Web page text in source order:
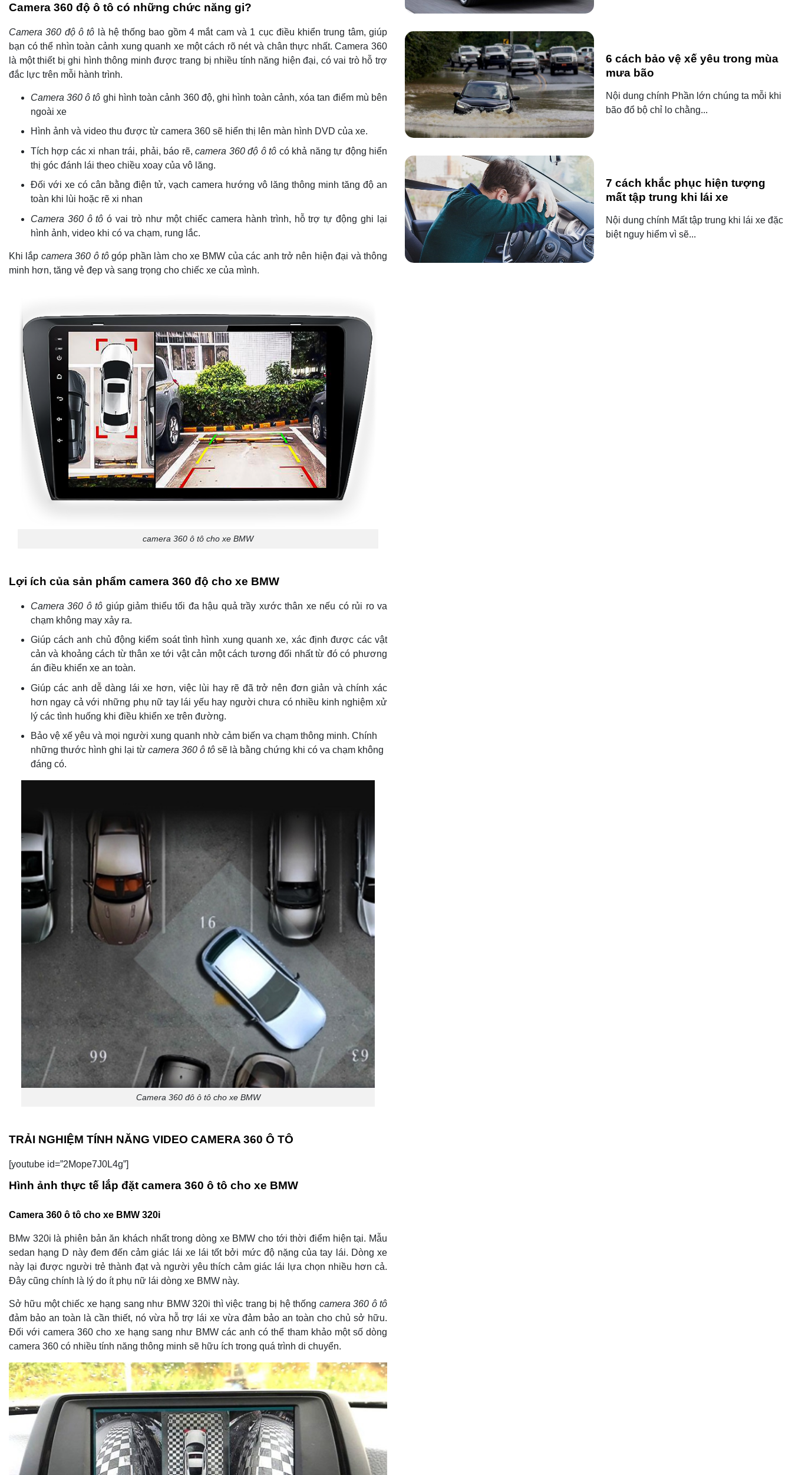
Camera 360 độ ô tô có những chức năng gi?
Camera 360 độ ô tô là hệ thống bao gồm 4 mắt cam và 1 cục điều khiển trung tâm,giúp
bạn có thể nhìn toàn cảnh xung quanh xe một cách rõ nét và chân thực nhất. Camera 360
là một thiết bị ghi hình thông minh được trang bị nhiều tính năng hiện đại, có vai trò hỗ trợ
đắc lực trên mỗi hành trình.
Camera 360 ô tô ghi hình toàn cảnh 360 độ, ghi hình toàn cảnh, xóa tan điểm mù bên
ngoài xe
Hình ảnh và video thu được từ camera 360 sẽ hiển thị lên màn hình DVD của xe.
Tích hợp các xi nhan trái, phải, báo rẽ, camera 360 độ ô tô có khả năng tự động hiển
thị góc đánh lái theo chiều xoay của vô lăng.
Đối với xe có cân bằng điện tử, vạch camera hướng vô lăng thông minh tăng độ an
toàn khi lùi hoặc rẽ xi nhan
Camera 360 ô tô ó vai trò như một chiếc camera hành trình, hỗ trợ tự động ghi lại
hình ảnh, video khi có va chạm, rung lắc.
Khi lắp camera 360 ô tô góp phần làm cho xe BMW của các anh trở nên hiện đại và thông
minh hơn, tăng vẻ đẹp và sang trọng cho chiếc xe của mình.
camera 360 ô tô cho xe BMW
Lợi ích của sản phẩm camera 360 độ cho xe BMW
Camera 360 ô tô giúp giảm thiểu tối đa hậu quả trầy xước thân xe nếu có rủi ro va
chạm không may xảy ra.
Giúp cách anh chủ động kiểm soát tình hình xung quanh xe, xác định được các vật
cản và khoảng cách từ thân xe tới vật cản một cách tương đối nhất từ đó có phương
án điều khiển xe an toàn.
Giúp các anh dễ dàng lái xe hơn, việc lùi hay rẽ đã trở nên đơn giản và chính xác
hơn ngay cả với những phụ nữ tay lái yếu hay người chưa có nhiều kinh nghiệm xử
lý các tình huống khi điều khiển xe trên đường.
Bảo vệ xế yêu và mọi người xung quanh nhờ cảm biến va chạm thông minh. Chính
những thước hình ghi lại từ camera 360 ô tôsẽ là bằng chứng khi có va chạm không
đáng có.
Camera 360 đô ô tô cho xe BMW
TRẢI NGHIỆM TÍNH NĂNG VIDEO CAMERA 360 Ô TÔ
[youtube id=”2Mope7J0L4g”]
Hình ảnh thực tế lắp đặt camera 360 ô tô cho xe BMW
Camera 360 ô tô cho xe BMW 320i
BMw 320i là phiên bản ăn khách nhất trong dòng xe BMW cho tới thời điểm hiện tại. Mẫu
sedan hạng D này đem đến cảm giác lái xe lái tốt bởi mức độ nặng của tay lái. Dòng xe
này lại được người trẻ thành đạt và người yêu thích cảm giác lái lựa chọn nhiều hơn cả.
Đây cũng chính là lý do ít phụ nữ lái dòng xe BMW này.
Sở hữu một chiếc xe hạng sang như BMW 320i thì việc trang bị hệ thống camera 360 ô tô
đảm bảo an toàn là cần thiết, nó vừa hỗ trợ lái xe vừa đảm bảo an toàn cho chủ sở hữu.
Đối với camera 360 cho xe hạng sang như BMW các anh có thể tham khảo một số dòng
camera 360 có nhiều tính năng thông minh sẽ hữu ích trong quá trình di chuyển.
6 cách bảo vệ xế yêu trong mùa
mưa bão
Nội dung chính Phần lớn chúng ta mỗi khi
bão đổ bộ chỉ lo chằng...
7 cách khắc phục hiện tượng
mất tập trung khi lái xe
Nội dung chính Mất tập trung khi lái xe đặc
biệt nguy hiểm vì sẽ...